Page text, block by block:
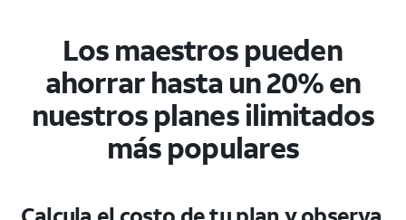
Los maestros pueden
ahorrar hasta un 20% en
nuestros planes ilimitados
más populares